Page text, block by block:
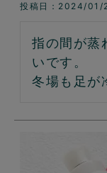
投稿日 2024/01/
指の間が蒸
いです。
冬場も足が